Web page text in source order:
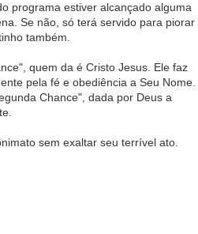
programa estiver alcançado alguma
Se não, só terá servido para piorar
também.
quem da é Cristo Jesus. Ele faz
pela fé e obediência a Seu Nome.
Chance", dada por Deus a
sem exaltar seu terrível ato.